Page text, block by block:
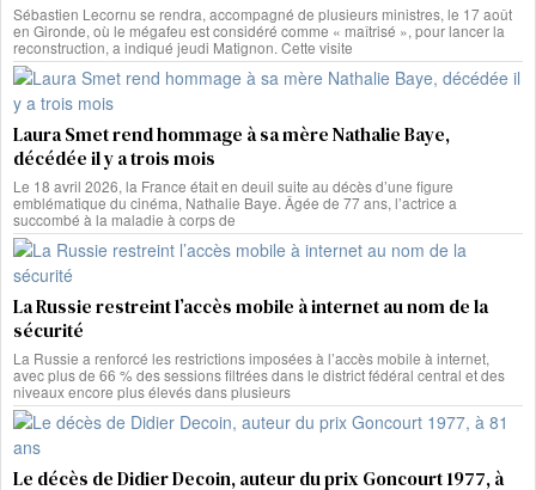
Sébastien Lecornu se rendra, accompagné de plusieurs ministres, le 17 août
en Gironde, où le mégafeu est considéré comme « maîtrisé », pour lancer la
reconstruction, a indiqué jeudi Matignon. Cette visite
Laura Smet rend hommage à sa mère Nathalie Baye,
décédée il y a trois mois
Le 18 avril 2026, la France était en deuil suite au décès d’une figure
emblématique du cinéma, Nathalie Baye. Âgée de 77 ans, l’actrice a
succombé à la maladie à corps de
La Russie restreint l’accès mobile à internet au nom de la
sécurité
La Russie a renforcé les restrictions imposées à l’accès mobile à internet,
avec plus de 66 % des sessions filtrées dans le district fédéral central et des
niveaux encore plus élevés dans plusieurs
Le décès de Didier Decoin, auteur du prix Goncourt 1977, à